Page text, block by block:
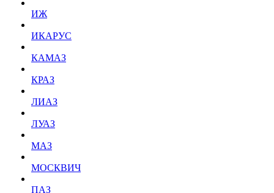
ИЖ
ИКАРУС
КАМАЗ
КРАЗ
ЛИАЗ
ЛУАЗ
МАЗ
МОСКВИЧ
ПАЗ